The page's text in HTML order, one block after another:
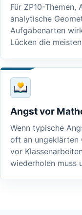
Für ZP10-Themen,
analytische
Aufgabenarten
Lücken die
Angst vor
Wenn typische
oft an ungeklärten
vor
wiederholen muss